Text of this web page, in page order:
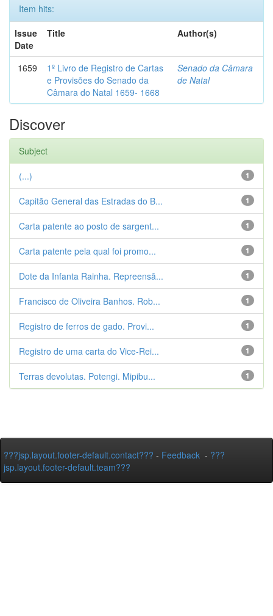
Item hits:
Issue
Date
Title Author(s)
1659
1º Livro de Registro de Cartas
e Provisões do Senado da
Câmara do Natal 1659- 1668
Senado da Câmara
de Natal
Discover
Subject
1
(...)
1
Capitão General das Estradas do B...
1
Carta patente ao posto de sargent...
1
Carta patente pela qual foi promo...
1
Dote da Infanta Rainha. Repreensã...
1
Francisco de Oliveira Banhos. Rob...
1
Registro de ferros de gado. Provi...
1
Registro de uma carta do Vice-Rei...
1
Terras devolutas. Potengi. Mipibu...
???jsp.layout.footer-default.contact??? - Feedback - ???
jsp.layout.footer-default.team???